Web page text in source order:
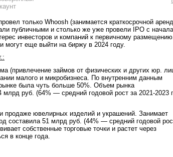
только Whoosh (занимается краткосрочной
публичными и столько же уже провели IPO с начала
инвесторов и компаний к первичному
могут еще выйти на биржу в 2024 году.
(привлечение займов от физических и других юр.
малого и микробизнеса. По внутренним данным
была чуть больше 50%. Объем рынка
руб. (64% — средний годовой рост за 2021-2023
продаже ювелирных изделий и украшений. Занимает
составила 51 млрд руб. (44% — средний годовой
собственные торговые точки и растет через
в конце года.